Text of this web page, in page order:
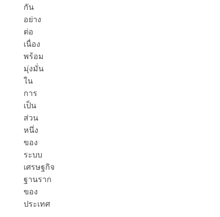
กัน
อย่าง
ต่อ
เนื่อง
พร้อม
มุ่งมั่น
ใน
การ
เป็น
ส่วน
หนึ่ง
ของ
ระบบ
เศรษฐกิจ
ฐานราก
ของ
ประเทศ